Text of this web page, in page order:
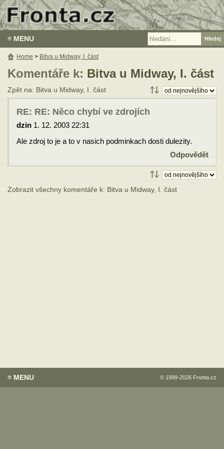
≡ MENU
Komentáře k: Bitva u Midway, I. část
Zpět na: Bitva u Midway, I. část
RE: RE: Něco chybí ve zdrojích
dzin 1. 12. 2003 22:31
Ale zdroj to je a to v nasich podminkach dosti dulezity.
Odpovědět
Zobrazit všechny komentáře k: Bitva u Midway, I. část
Home > Bitva u Midway, I. část
© 1999-2026 Fronta.cz
≡ MENU